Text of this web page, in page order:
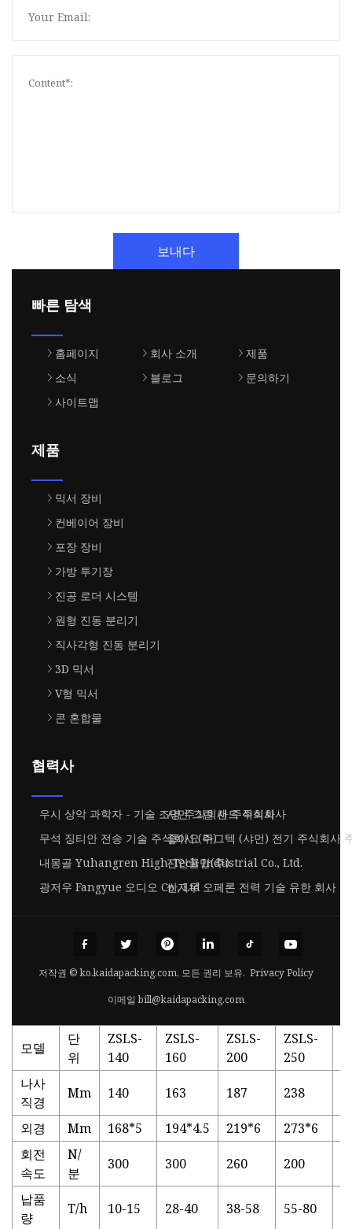
보내다
빠른 탐색
홈페이지 회사 소개
제품
소식
블로그
문의하기
사이트맵
제품
믹서 장비
컨베이어 장비
포장 장비
가방 투기장
진공 로더 시스템
원형 진동 분리기
직사각형 진동 분리기
3D 믹서
V형 믹서
콘 혼합물
협력사
우시 상악 과학자 - 기술 조명 주식회사 주식회사
샤먼 그린 랜드 주식회사
무석 징티안 전송 기술 주식회사 (주)좋아요 마그텍 (샤먼) 전기 주식회사
내몽골 Yuhangren High-Tech Industrial Co., Ltd.
진안쿨만(주)
광저우 Fangyue 오디오 Co., Ltd싼저우 오페론 전력 기술 유한 회사
저작권 © ko.kaidapacking.com, 모든 권리 보유. Privacy Policy
이메일bill@kaidapacking.com
모델
단
위
ZSLS-
140
ZSLS-
160
ZSLS-
200
ZSLS-
250
나사
직경
Mm 140 163 187 238
외경 Mm 168*5 194*4.5 219*6 273*6
회전
속도
N/
분
300 300 260 200
납품
량
T/h 10-15 28-40 38-58 55-80